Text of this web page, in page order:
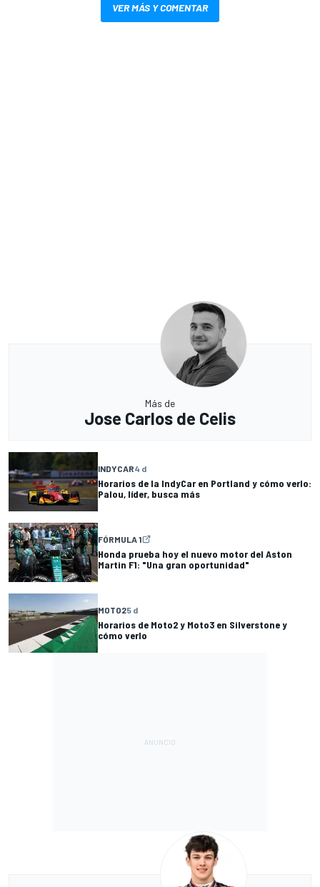
VER MÁS Y COMENTAR
Más de
Jose Carlos de Celis
INDYCAR4 d
Horarios de la IndyCar en Portland y cómo verlo:
Palou, líder, busca más
FÓRMULA 1
Honda prueba hoy el nuevo motor del Aston
Martin F1: "Una gran oportunidad"
MOTO25 d
Horarios de Moto2 y Moto3 en Silverstone y
cómo verlo